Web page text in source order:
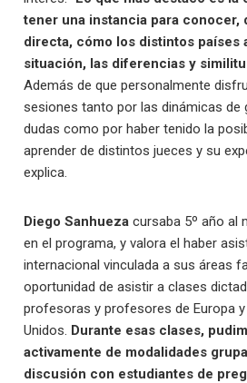
tener una instancia para conocer,
directa, cómo los distintos países
situación, las diferencias y
Además de que personalmente
sesiones tanto por las dinámicas de
dudas como por haber tenido la
aprender de distintos jueces y su
explica.
Diego Sanhueza cursaba 5º año al
en el programa, y valora el haber
internacional vinculada a sus áreas
oportunidad de asistir a clases
profesoras y profesores de Europa
Unidos. Durante esas clases,
activamente de modalidades
discusión con estudiantes de